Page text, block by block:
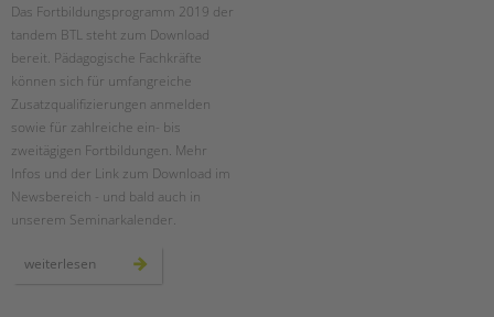
Das Fortbildungsprogramm 2019 der
tandem BTL steht zum Download
bereit. Pädagogische Fachkräfte
können sich für umfangreiche
Zusatzqualifizierungen anmelden
sowie für zahlreiche ein- bis
zweitägigen Fortbildungen. Mehr
Infos und der Link zum Download im
Newsbereich - und bald auch in
unserem Seminarkalender.
weiterlesen